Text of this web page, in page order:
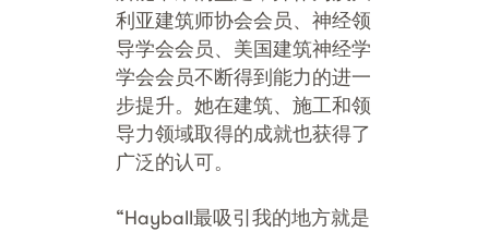
利亚建筑师协会会员、神经领
导学会会员、美国建筑神经学
学会会员不断得到能力的进一
步提升。她在建筑、施工和领
导力领域取得的成就也获得了
广泛的认可。
“Hayball最吸引我的地方就是